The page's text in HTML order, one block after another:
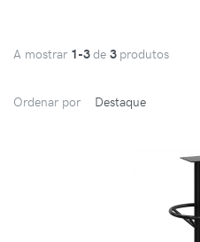
A mostrar 1-3de 3 produtos
Ordenar por